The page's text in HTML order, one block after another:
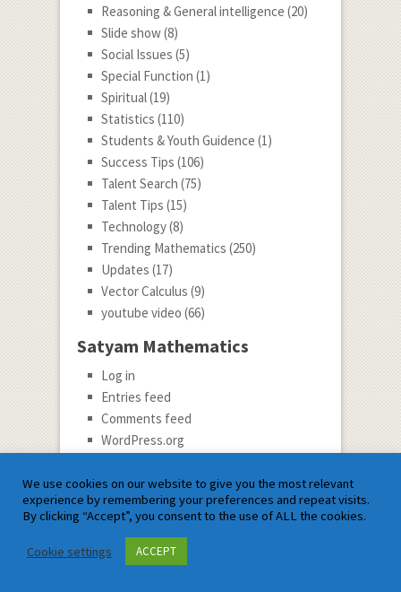
Reasoning & General intelligence (20)
Slide show(8)
Social Issues (5)
Special Function (1)
Spiritual(19)
Statistics (110)
Students & Youth Guidence (1)
Success Tips (106)
Talent Search (75)
Talent Tips (15)
Technology(8)
Trending Mathematics (250)
Updates (17)
Vector Calculus (9)
youtube video (66)
Satyam Mathematics
Log in
Entries feed
Comments feed
WordPress.org
Guest Post ke Liye Hame Likhe
Guest Post Invitation
We use cookies on our website to give you the most relevant
experience by remembering your preferences and repeat visits.
By clicking “Accept”, you consent to the use of ALL the cookies.
Cookie settings ACCEPT